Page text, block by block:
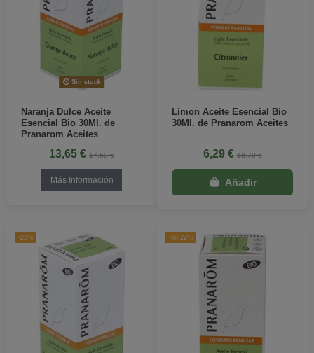
Sin stock
Naranja Dulce Aceite
Esencial Bio 30Ml. de
Pranarom Aceites
13,65 € 17,50 €
Más Información
Limon Aceite Esencial Bio
30Ml. de Pranarom Aceites
6,29 €18,70 €
-22% -60,22%